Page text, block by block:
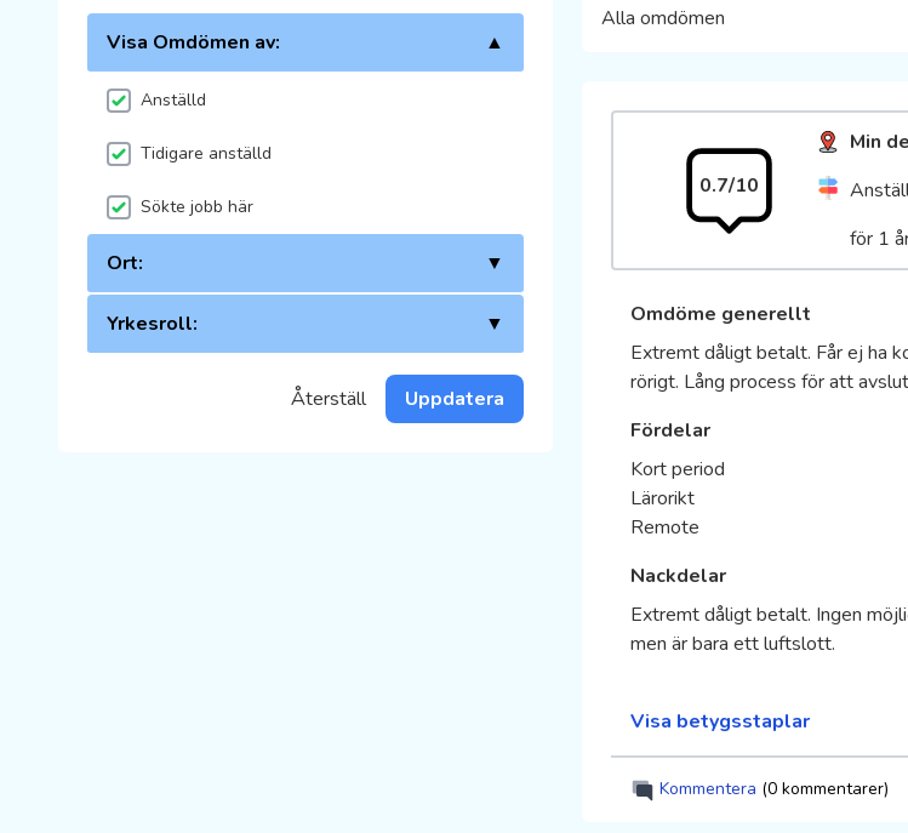
Visa Omdömen av: ▲
Anställd
Tidigare anställd
Sökte jobb här
Ort: ▼
Yrkesroll: ▼
Återställ Uppdatera
Alla omdömen
0.7/10
Min
för 1
Omdöme generellt
Extremt dåligt betalt. Får ej ha
rörigt. Lång process för att
Fördelar
Kort period
Lärorikt
Remote
Nackdelar
Extremt dåligt betalt. Ingen
men är bara ett luftslott.
Visa betygsstaplar
Kommentera (0 kommentarer)